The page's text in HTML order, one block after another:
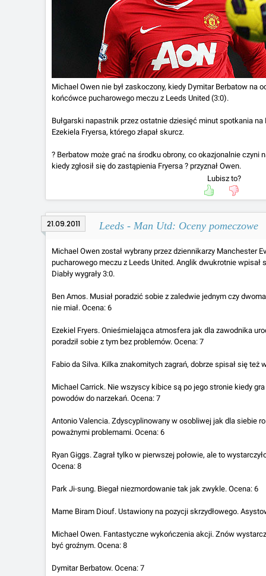
Michael Owen nie był zaskoczony, kiedy Dymitar Berbatow na
końcówce pucharowego meczu z Leeds United (3:0).
Bułgarski napastnik przez ostatnie dziesięć minut spotkania na
Ezekiela Fryersa, którego złapał skurcz.
? Berbatow może grać na środku obrony, co okazjonalnie czyni
kiedy zgłosił się do zastąpienia Fryersa ? przyznał Owen.
Lubisz to?
21.09.2011 Leeds - Man Utd: Oceny pomeczowe
Michael Owen został wybrany przez dziennikarzy Manchester
pucharowego meczu z Leeds United. Anglik dwukrotnie wpisał
Diabły wygrały 3:0.
Ben Amos. Musiał poradzić sobie z zaledwie jednym czy
nie miał. Ocena: 6
Ezekiel Fryers. Onieśmielająca atmosfera jak dla zawodnika
poradził sobie z tym bez problemów. Ocena: 7
Fabio da Silva. Kilka znakomitych zagrań, dobrze spisał się też
Michael Carrick. Nie wszyscy kibice są po jego stronie kiedy
powodów do narzekań. Ocena: 7
Antonio Valencia. Zdyscyplinowany w osobliwej jak dla siebie
poważnymi problemami. Ocena: 6
Ryan Giggs. Zagrał tylko w pierwszej połowie, ale to
Ocena: 8
Park Ji-sung. Biegał niezmordowanie tak jak zwykle. Ocena: 6
Mame Biram Diouf. Ustawiony na pozycji skrzydłowego.
Michael Owen. Fantastyczne wykończenia akcji. Znów
być groźnym. Ocena: 8
Dymitar Berbatow. Ocena: 7